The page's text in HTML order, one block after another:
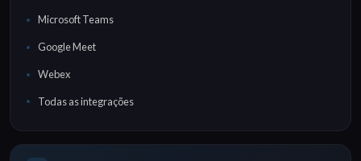
Microsoft Teams
Google Meet
Webex
Todas as integrações